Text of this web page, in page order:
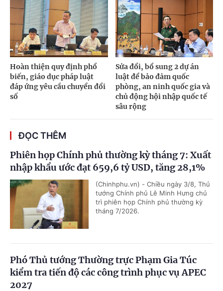
Hoàn thiện quy định phổ
biến, giáo dục pháp luật
đáp ứng yêu cầu chuyển đổi
số
Sửa đổi, bổ sung 2 dự án
luật để bảo đảm quốc
phòng, an ninh quốc gia và
chủ động hội nhập quốc tế
sâu rộng
ĐỌC THÊM
Phiên họp Chính phủ thường kỳ tháng 7: Xuất
nhập khẩu ước đạt 659,6 tỷ USD, tăng 28,1%
(Chinhphu.vn) - Chiều ngày 3/8, Thủ
tướng Chính phủ Lê Minh Hưng chủ
trì phiên họp Chính phủ thường kỳ
tháng 7/2026.
Phó Thủ tướng Thường trực Phạm Gia Túc
kiểm tra tiến độ các công trình phục vụ APEC
2027